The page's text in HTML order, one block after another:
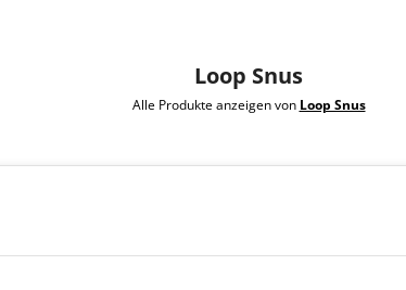
Loop Snus
Alle Produkte anzeigen von Loop Snus